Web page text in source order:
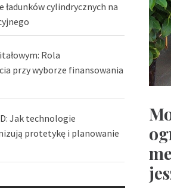
cylindrycznych na
Rola
przy wyborze finansowania
Jak technologie
protetykę i planowanie